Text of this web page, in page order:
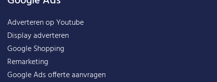
Adverteren op Youtube
Display adverteren
Google Shopping
Remarketing
Google Ads offerte aanvragen